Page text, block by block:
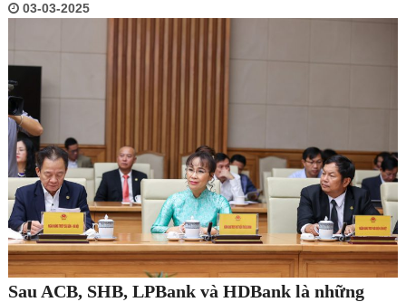
03-03-2025
Sau ACB, SHB, LPBank và HDBank là những